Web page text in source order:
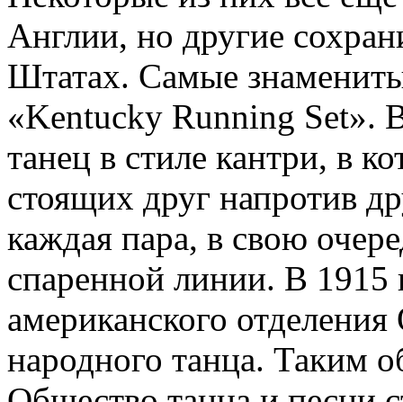
Англии, но другие
Штатах. Самые
«Kentucky Running Set».
танец в стиле кантри, в
стоящих друг напротив
каждая пара, в свою
спаренной линии. В 1915
американского
народного танца. Таким